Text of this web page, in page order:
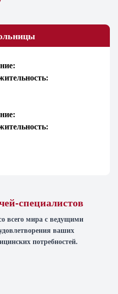
специалистов
всего мира с ведущими
ваших
потребностей.